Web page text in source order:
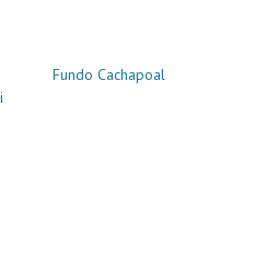
Fundo Cachapoal